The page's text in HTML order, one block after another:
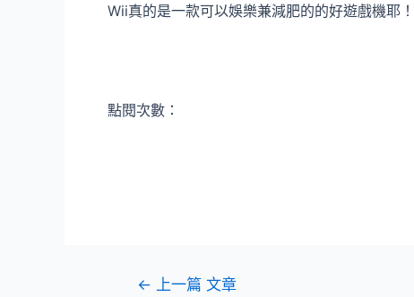
Wii真的是一款可以娛樂兼減肥的的好遊戲機耶
點閱次數：
← 上一篇 文章